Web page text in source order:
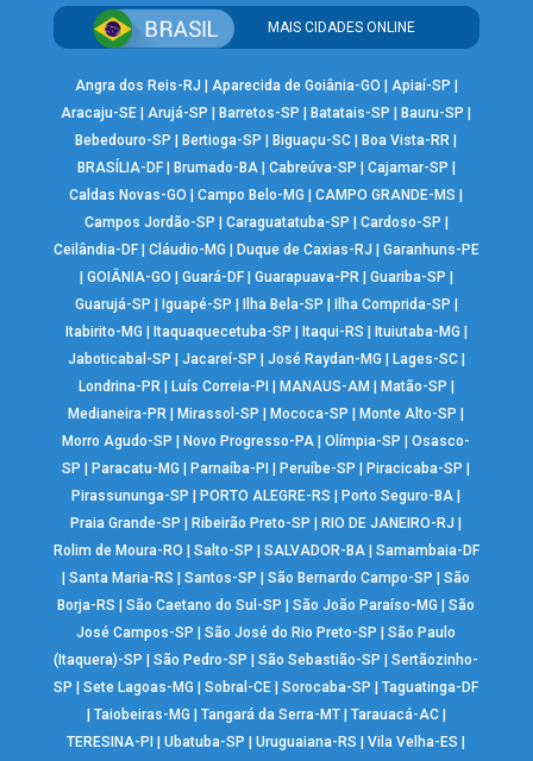
MAIS CIDADES ONLINE
Angra dos Reis-RJ | Aparecida de Goiânia-GO | Apiaí-SP |
Aracaju-SE | Arujá-SP |Barretos-SP |Batatais-SP |Bauru-SP |
Bebedouro-SP |Bertioga-SP |Biguaçu-SC |Boa Vista-RR |
BRASÍLIA-DF| Brumado-BA| Cabreúva-SP | Cajamar-SP |
Caldas Novas-GO |Campo Belo-MG |CAMPO GRANDE-MS |
Campos Jordão-SP | Caraguatatuba-SP | Cardoso-SP |
Ceilândia-DF| Cláudio-MG | Duque de Caxias-RJ | Garanhuns-PE
| GOIÂNIA-GO | Guará-DF| Guarapuava-PR | Guariba-SP |
Guarujá-SP | Iguapé-SP | Ilha Bela-SP | Ilha Comprida-SP |
Itabirito-MG | Itaquaquecetuba-SP | Itaqui-RS | Ituiutaba-MG |
Jaboticabal-SP | Jacareí-SP | José Raydan-MG | Lages-SC|
Londrina-PR | Luís Correia-PI | MANAUS-AM | Matão-SP |
Medianeira-PR |Mirassol-SP |Mococa-SP |Monte Alto-SP |
Morro Agudo-SP |Novo Progresso-PA |Olímpia-SP |Osasco-
SP |Paracatu-MG |Parnaíba-PI |Peruíbe-SP |Piracicaba-SP |
Pirassununga-SP |PORTO ALEGRE-RS |Porto Seguro-BA |
Praia Grande-SP |Ribeirão Preto-SP |RIO DE JANEIRO-RJ |
Rolim de Moura-RO | Salto-SP | SALVADOR-BA| Samambaia-DF
|Santa Maria-RS |Santos-SP |São Bernardo Campo-SP |São
Borja-RS |São Caetano do Sul-SP |São João Paraíso-MG |São
José Campos-SP |São José do Rio Preto-SP |São Paulo
(Itaquera)-SP |São Pedro-SP |São Sebastião-SP |Sertãozinho-
SP |Sete Lagoas-MG |Sobral-CE |Sorocaba-SP |Taguatinga-DF
| Taiobeiras-MG | Tangará da Serra-MT| Tarauacá-AC|
TERESINA-PI |Ubatuba-SP |Uruguaiana-RS |Vila Velha-ES |